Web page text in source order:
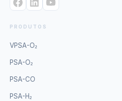
PRODUTOS
VPSA-O₂
PSA-O₂
PSA-CO
PSA-H₂